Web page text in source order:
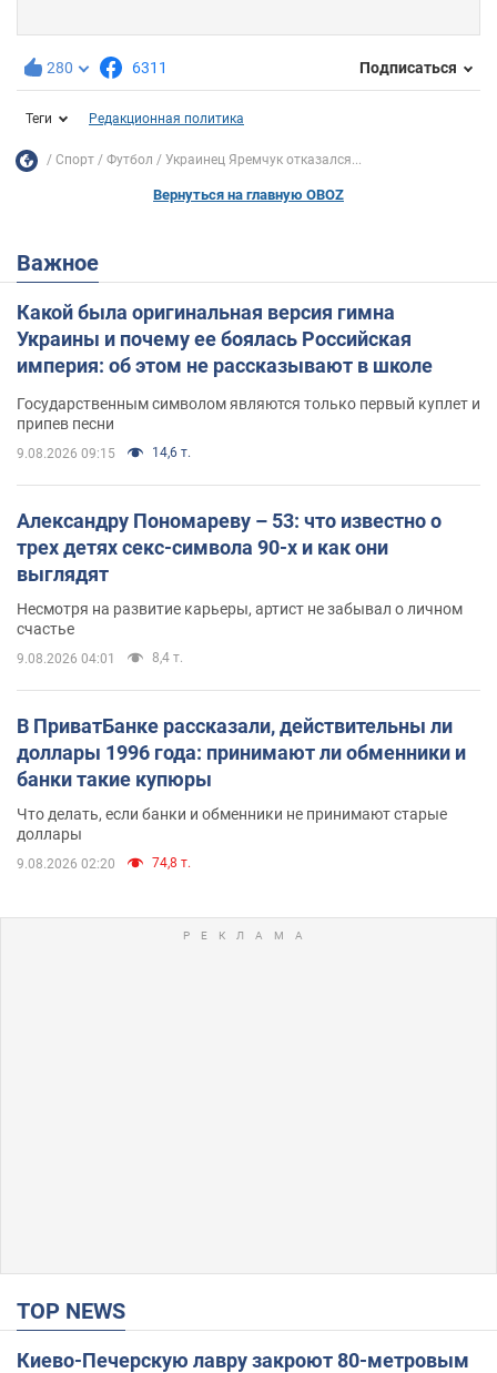
280 6311 Подписаться
Теги Редакционная политика
Спорт Футбол Украинец Яремчук отказался...
Вернуться на главную OBOZ
Важное
Какой была оригинальная версия гимна
Украины и почему ее боялась Российская
империя: об этом не рассказывают в школе
Государственным символом являются только первый куплет и
припев песни
9.08.2026 09:15 14,6 т.
Александру Пономареву – 53: что известно о
трех детях секс-символа 90-х и как они
выглядят
Несмотря на развитие карьеры, артист не забывал о личном
счастье
9.08.2026 04:01 8,4 т.
В ПриватБанке рассказали, действительны ли
доллары 1996 года: принимают ли обменники и
банки такие купюры
Что делать, если банки и обменники не принимают старые
доллары
9.08.2026 02:20 74,8 т.
TOP NEWS
Киево-Печерскую лавру закроют 80-метровым